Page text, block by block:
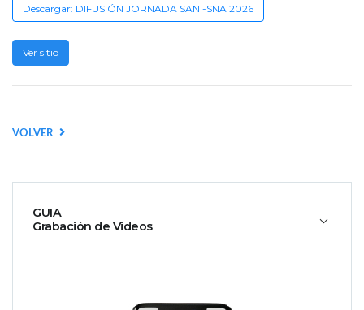
GUIA
Grabación de Videos
Descargar: DIFUSIÓN JORNADA SANI-SNA 2026
Ver sitio
VOLVER